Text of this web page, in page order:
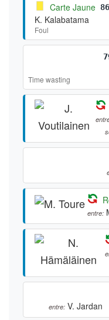
Carte Jaune
K. Kalabatama
Foul
Time wasting
entre:
entre: V. Jardan